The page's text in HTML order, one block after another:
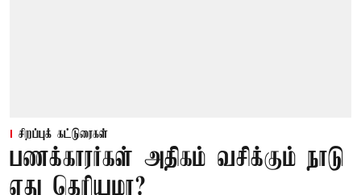
சிறப்புக் கட்டுரைகள்
பணக்காரர்கள் அதிகம் வசிக்கும் நாடு
எது தெரியுமா?